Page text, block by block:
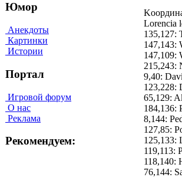
Юмор
Анекдоты
Картинки
Истории
Портал
Игровой форум
О нас
Реклама
Рекомендуем:
Lorencia
135,127:
147,143:
147,109:
215,243:
9,40:
123,228:
65,129:
184,136:
8,144:
127,85:
125,133:
119,113:
118,140:
76,144: